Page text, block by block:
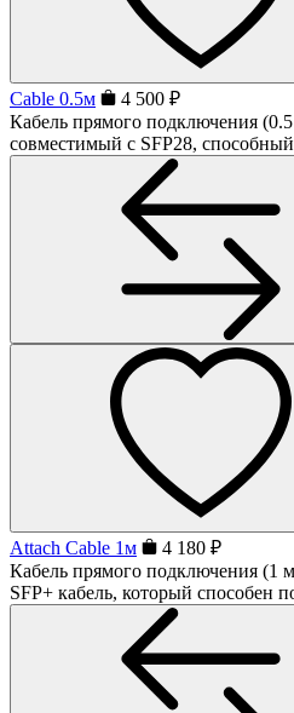
Cable 0.5м
4 500 ₽
Кабель прямого подключения
совместимый с SFP28,
Attach Cable 1м
4 180 ₽
Кабель прямого подключения (1
SFP+ кабель, который способен